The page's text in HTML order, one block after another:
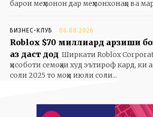
барои меҳмонон дар меҳмонхонаҳо ва
БИЗНЕС-КЛУБ 06.08.2026
Roblox $70 миллиард арзиши
аз даст дод Ширкати Roblox
ҳисоботи семоҳаи худ эътироф кард, ки
соли 2025 то моҳи июли соли...